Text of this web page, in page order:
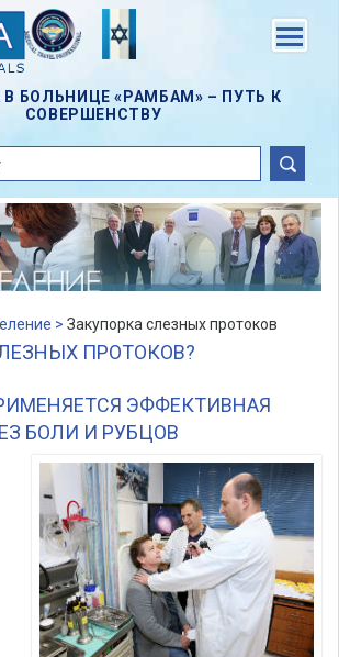
БОЛЬНИЦЕ «РАМБАМ» – ПУТЬ К
СОВЕРШЕНСТВУ
> Закупорка слезных протоков
ПРОТОКОВ?
ЭФФЕКТИВНАЯ
БОЛИ И РУБЦОВ